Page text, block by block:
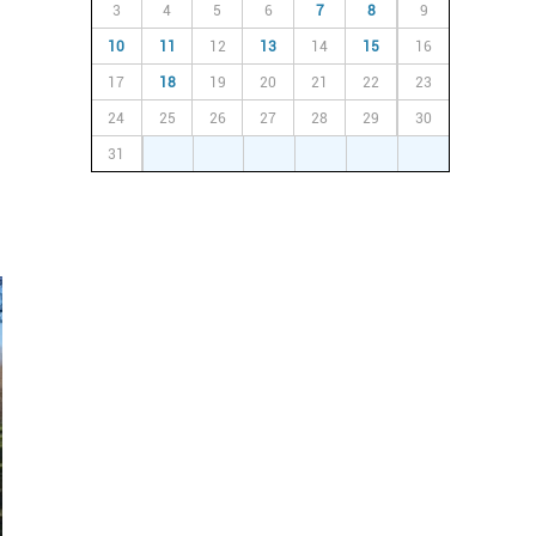
3 4 5 6 7 8 9
10 11 12 13 14 15 16
17 18 19 20 21 22 23
24 25 26 27 28 29 30
31